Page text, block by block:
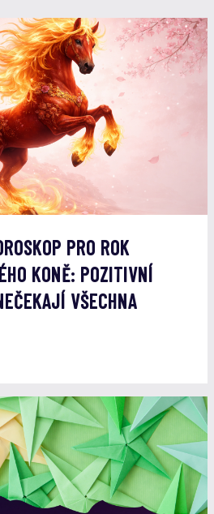
PRO ROK
KONĚ: POZITIVNÍ
VŠECHNA